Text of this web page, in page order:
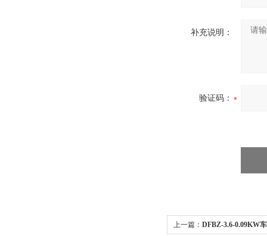
补充说明：
验证码：
上一篇： DFBZ-3.6-0.09KW